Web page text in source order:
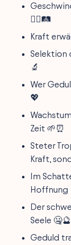
🏃‍♂️🛤️
Kraft
Selektion
🔬
Wer
💖
Zeit 🌱⏰
Steter
Kraft,
Im
Der
Seele 🤐🔮
Geduld